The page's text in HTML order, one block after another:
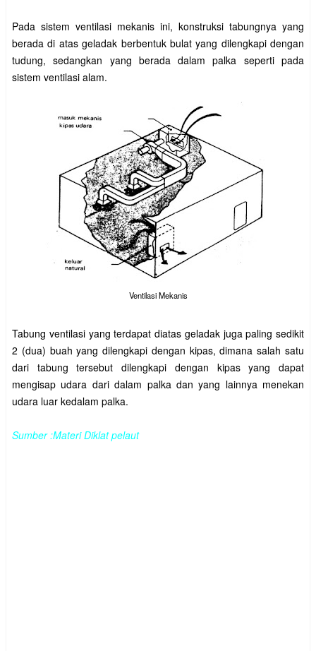
Pada sistem ventilasi mekanis ini, konstruksi tabungnya yang
berada di atas geladak berbentuk bulat yang dilengkapi dengan
tudung, sedangkan yang berada dalam palka seperti pada
sistem ventilasi alam.
Ventilasi Mekanis
Tabung ventilasi yang terdapat diatas geladak juga paling sedikit
2 (dua) buah yang dilengkapi dengan kipas, dimana salah satu
dari tabung tersebut dilengkapi dengan kipas yang dapat
mengisap udara dari dalam palka dan yang lainnya menekan
udara luar kedalam palka.
Sumber :Materi Diklat pelaut